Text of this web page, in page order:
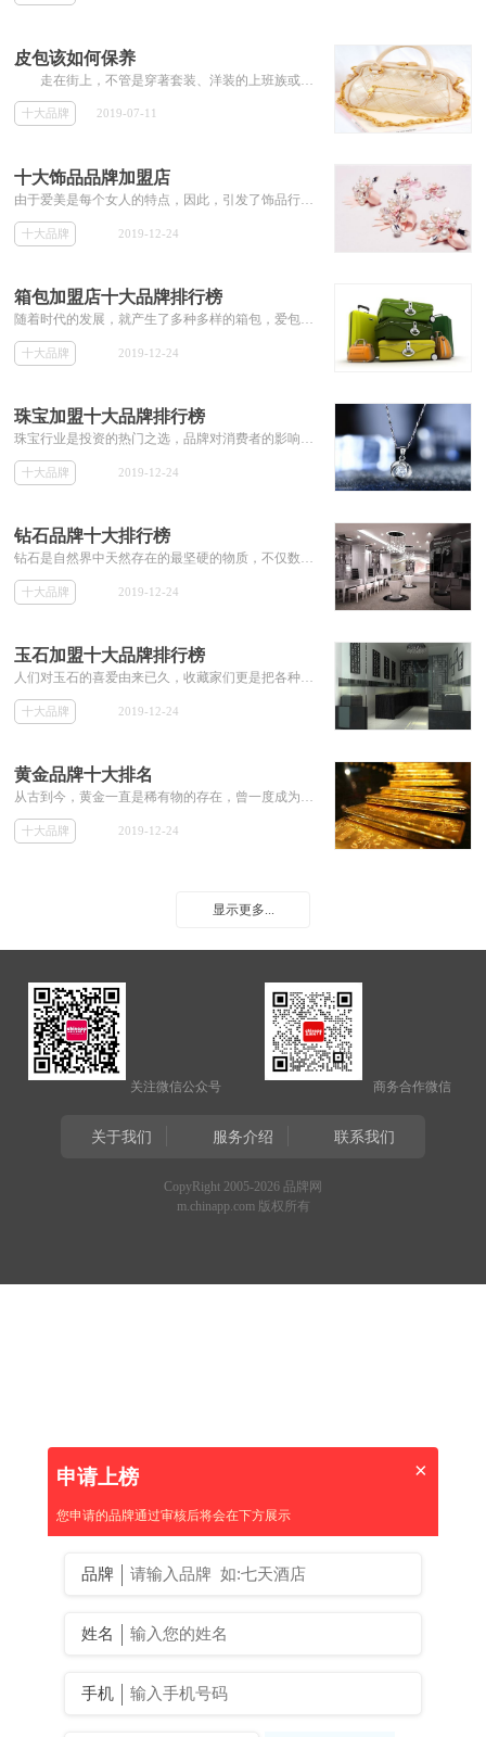
皮包该如何保养
走在街上，不管是穿著套装、洋装的上班族或是穿牛仔裤、运动服的学生们，要不然就是提个菜篮或是闲逛的家庭主妇们，总是人手一个包包。...
十大品牌 2019-07-11
十大饰品品牌加盟店
由于爱美是每个女人的特点，因此，引发了饰品行业的蓬勃发展。想要在这市场中分得一杯羹，就随小编来看看吧。
十大品牌 2019-12-24
箱包加盟店十大品牌排行榜
随着时代的发展，就产生了多种多样的箱包，爱包如命的女人不在少数，箱包品牌加盟怎么样？一起来看看吧
十大品牌 2019-12-24
珠宝加盟十大品牌排行榜
珠宝行业是投资的热门之选，品牌对消费者的影响是很大的，让我们一起来围观珠宝加盟品牌推荐。
十大品牌 2019-12-24
钻石品牌十大排行榜
钻石是自然界中天然存在的最坚硬的物质，不仅数量稀少且平切面反光程度强，成为人们最喜爱的装饰品之一。
十大品牌 2019-12-24
玉石加盟十大品牌排行榜
人们对玉石的喜爱由来已久，收藏家们更是把各种优质玉石收入囊中，成为一种爱好和喜欢。
十大品牌 2019-12-24
黄金品牌十大排名
从古到今，黄金一直是稀有物的存在，曾一度成为代币货物的代表。
十大品牌 2019-12-24
显示更多...
关注微信公众号 商务合作微信
关于我们 服务介绍 联系我们
CopyRight 2005-2026 品牌网
m.chinapp.com 版权所有
×
申请上榜
您申请的品牌通过审核后将会在下方展示
品牌
姓名
手机